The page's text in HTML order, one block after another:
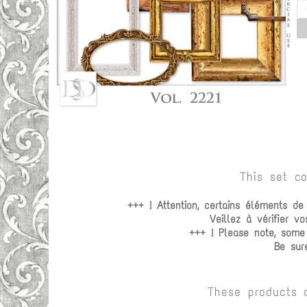
This set
+++ ! Attention, certains éléments
Veillez à vérifier
+++ ! Please note,
Be
These products